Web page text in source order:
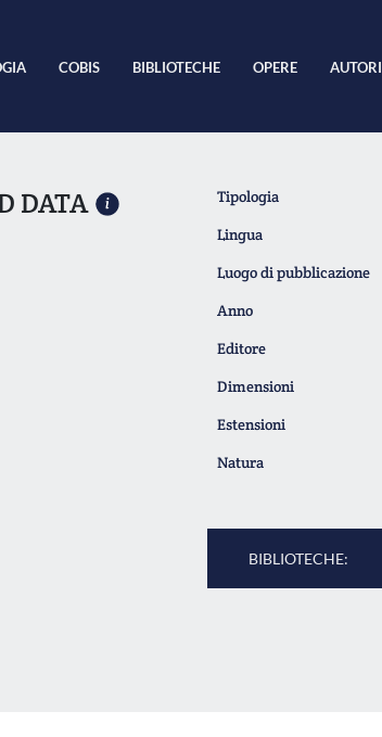
COBIS BIBLIOTECHE OPERE AUTORI
DATA Tipologia
Lingua
Luogo di pubblicazione
Anno
Editore
Dimensioni
Estensioni
Natura
BIBLIOTECHE: